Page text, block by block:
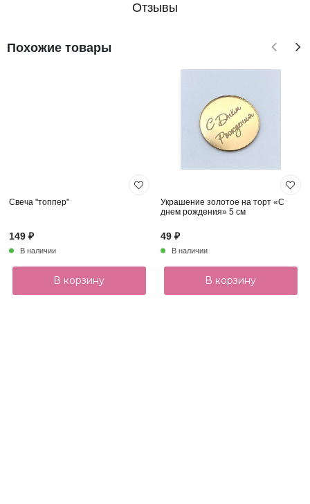
Отзывы
Похожие товары
Свеча "топпер"
149 ₽
В наличии
В корзину
Украшение золотое на торт «С
днем рождения» 5 см
49 ₽
В наличии
В корзину